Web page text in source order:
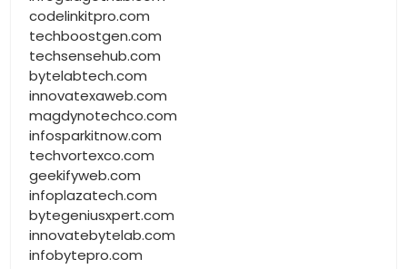
codelinkitpro.com
techboostgen.com
techsensehub.com
bytelabtech.com
innovatexaweb.com
magdynotechco.com
infosparkitnow.com
techvortexco.com
geekifyweb.com
infoplazatech.com
bytegeniusxpert.com
innovatebytelab.com
infobytepro.com